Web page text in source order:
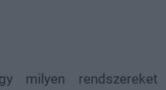
milyen rendszereket